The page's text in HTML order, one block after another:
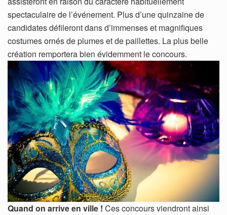
spectaculaire de l’événement. Plus d’une quinzaine de
candidates défileront dans d’immenses et magnifiques
costumes ornés de plumes et de paillettes. La plus belle
création remportera bien évidemment le concours.
Quand on arrive en ville ! Ces concours viendront ainsi